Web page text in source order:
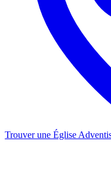
Trouver une Église